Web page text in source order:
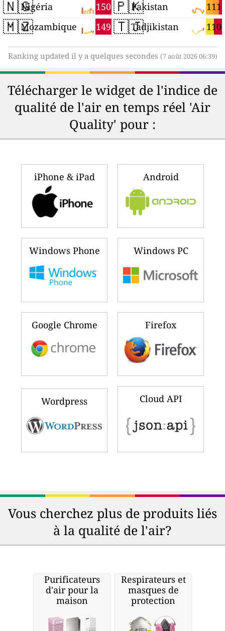
🇳🇬 150
Nigéria
🇲🇿 149
Mozambique
🇵🇰 111
Pakistan
🇹🇯 110
Tadjikistan
Ranking updated il y a quelques secondes (7 août 2026 06:39)
Télécharger le widget de l'indice de
qualité de l'air en temps réel 'Air
Quality' pour :
iPhone & iPad Android
Windows Phone Windows PC
Google Chrome Firefox
Wordpress Cloud API
Vous cherchez plus de produits liés
à la qualité de l'air?
Purificateurs
d'air pour la
maison
Respirateurs et
masques de
protection